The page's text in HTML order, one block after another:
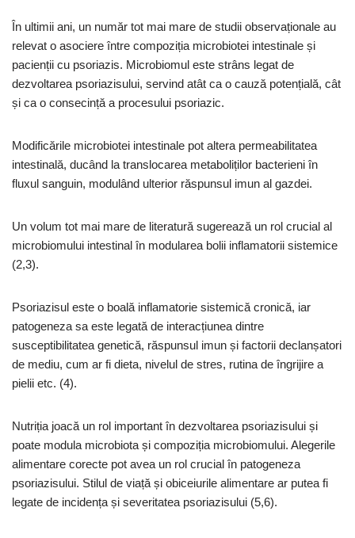
În ultimii ani, un număr tot mai mare de studii observaționale au
relevat o asociere între compoziția microbiotei intestinale și
pacienții cu psoriazis. Microbiomul este strâns legat de
dezvoltarea psoriazisului, servind atât ca o cauză potențială, cât
și ca o consecință a procesului psoriazic.
Modificările microbiotei intestinale pot altera permeabilitatea
intestinală, ducând la translocarea metaboliților bacterieni în
fluxul sanguin, modulând ulterior răspunsul imun al gazdei.
Un volum tot mai mare de literatură sugerează un rol crucial al
microbiomului intestinal în modularea bolii inflamatorii sistemice
(2,3).
Psoriazisul este o boală inflamatorie sistemică cronică, iar
patogeneza sa este legată de interacțiunea dintre
susceptibilitatea genetică, răspunsul imun și factorii declanșatori
de mediu, cum ar fi dieta, nivelul de stres, rutina de îngrijire a
pielii etc. (4).
Nutriția joacă un rol important în dezvoltarea psoriazisului și
poate modula microbiota și compoziția microbiomului. Alegerile
alimentare corecte pot avea un rol crucial în patogeneza
psoriazisului. Stilul de viață și obiceiurile alimentare ar putea fi
legate de incidența și severitatea psoriazisului (5,6).